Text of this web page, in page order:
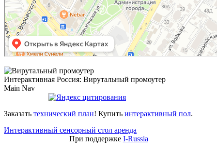
Интерактивная Россия: Вирутальный промоутер
Main Nav
Заказать технический план! Купить интерактивный пол.
Интерактивный сенсорный стол аренда
При поддержке I-Russia